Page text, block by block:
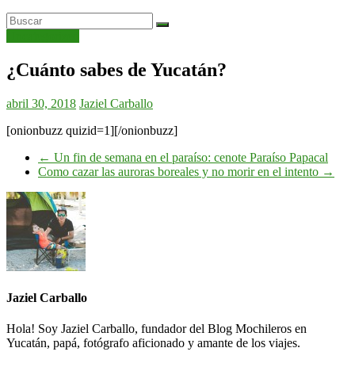
¿Cuánto sabes de Yucatán?
abril 30, 2018 Jaziel Carballo
[onionbuzz quizid=1][/onionbuzz]
← Un fin de semana en el paraíso: cenote Paraíso Papacal
Como cazar las auroras boreales y no morir en el intento →
Jaziel Carballo
Hola! Soy Jaziel Carballo, fundador del Blog Mochileros en
Yucatán, papá, fotógrafo aficionado y amante de los viajes.